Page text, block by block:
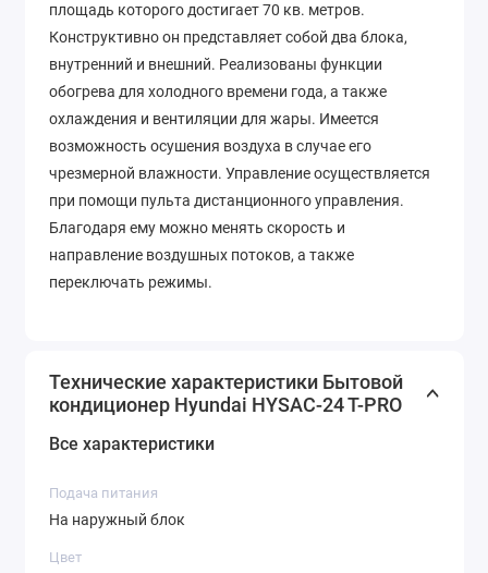
площадь которого достигает 70 кв. метров.
Конструктивно он представляет собой два блока,
внутренний и внешний. Реализованы функции
обогрева для холодного времени года, а также
охлаждения и вентиляции для жары. Имеется
возможность осушения воздуха в случае его
чрезмерной влажности. Управление осуществляется
при помощи пульта дистанционного управления.
Благодаря ему можно менять скорость и
направление воздушных потоков, а также
переключать режимы.
Технические характеристики Бытовой
кондиционер Hyundai HYSAC-24 T-PRO
Все характеристики
Подача питания
На наружный блок
Цвет